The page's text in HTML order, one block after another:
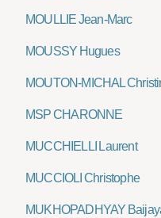
MOULLIE Jean-Marc
MOUSSY Hugues
MOUTON-MICHAL
MSP CHARONNE
MUCCHIELLI Laurent
MUCCIOLI Christophe
MUKHOPADHYAY